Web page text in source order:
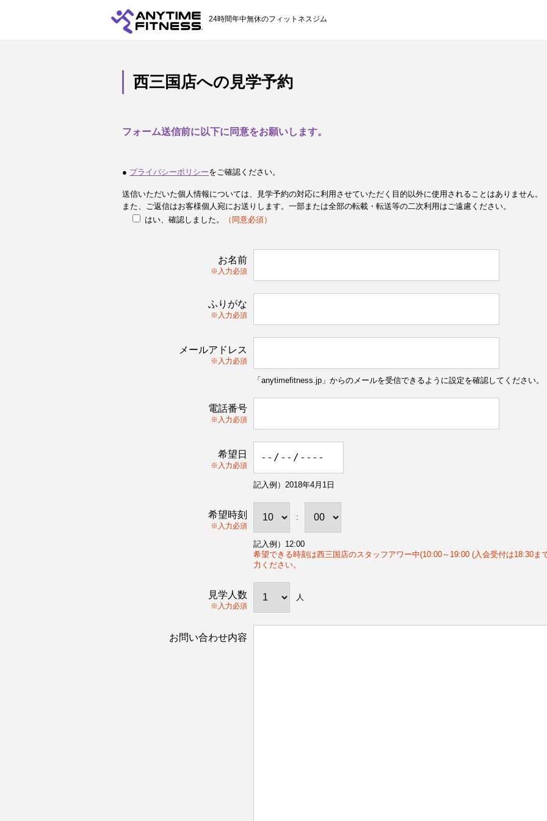
24時間年中無休のフィットネスジム
西三国店への見学予約
フォーム送信前に以下に同意をお願いします。
● プライバシーポリシーをご確認ください。
送信いただいた個人情報については、見学予約の対応に利用させていただく目的以外に使用されることはありません。
また、ご返信はお客様個人宛にお送りします。一部または全部の転載・転送等の二次利用はご遠慮ください。
はい、確認しました。
（同意必須）
お名前
※入力必須
ふりがな
※入力必須
メールアドレス
※入力必須
「anytimefitness.jp」からのメールを受信できるように設定を確認してください。
電話番号
※入力必須
希望日
※入力必須
記入例）2018年4月1日
希望時刻
※入力必須
:
記入例）12:00
希望できる時刻は西三国店のスタッフアワー中(10:00～19:00 (入会受付は18:30ま
力ください。
見学人数
※入力必須
人
お問い合わせ内容